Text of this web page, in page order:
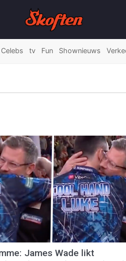
Celebs tv Fun Shownieuws
James Wade likt